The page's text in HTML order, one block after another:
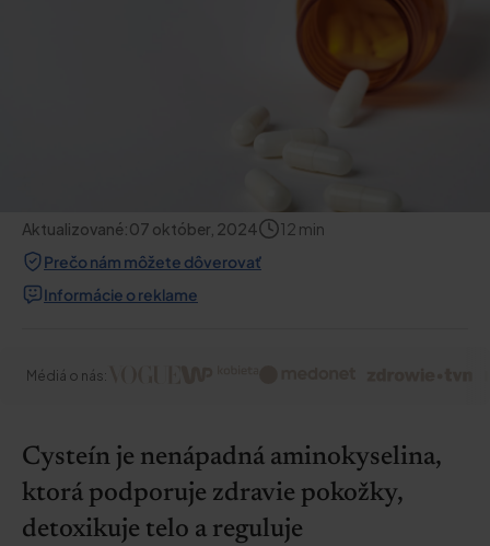
Aktualizované:07 október, 2024 12 min
Prečo nám môžete dôverovať
Informácie o reklame
Médiá o nás:
Cysteín je nenápadná aminokyselina,
ktorá podporuje zdravie pokožky,
detoxikuje telo a reguluje